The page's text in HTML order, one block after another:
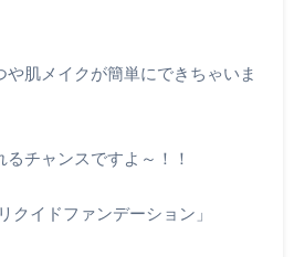
や肌メイクが簡単にできちゃいま
チャンスですよ～！！
クイドファンデーション」